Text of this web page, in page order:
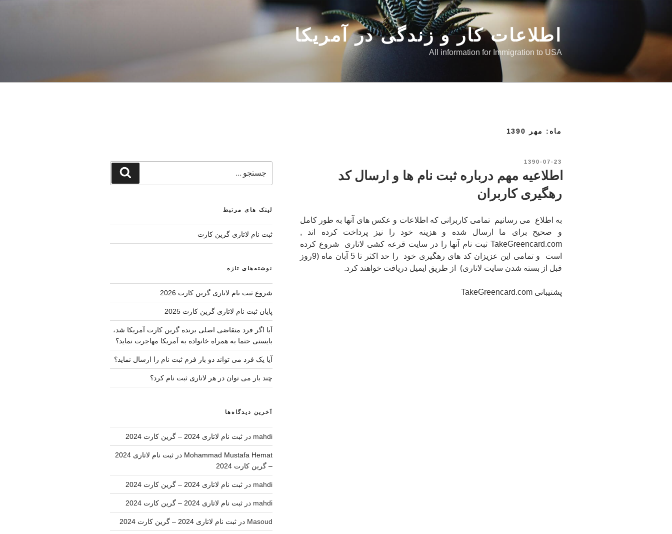
اطلاعات کار و زندگی در آمریکا
All information for Immigration to USA
ماه: مهر 1390
نوشته‌شده
در
1390-07-23
اطلاعیه مهم درباره ثبت نام ها و ارسال کد
رهگیری کاربران
به اطلاع می رسانیم تمامی کاربرانی که اطلاعات و عکس های آنها به طور کامل
و صحیح برای ما ارسال شده و هزینه خود را نیز پرداخت کرده اند ,
TakeGreencard.com ثبت نام آنها را در سایت قرعه کشی لاتاری شروع کرده
است و تمامی این عزیزان کد های رهگیری خود را حد اکثر تا 5 آبان ماه (9روز
قبل از بسته شدن سایت لاتاری) از طریق ایمیل دریافت خواهند کرد.
پشتیبانی TakeGreencard.com
برای
لینک های مرتبط
ثبت نام لاتاری گرین کارت
نوشته‌های تازه
شروع ثبت نام لاتاری گرین کارت 2026
پایان ثبت نام لاتاری گرین کارت 2025
آیا اگر فرد متقاضی اصلی برنده گرین کارت آمریکا شد،
بایستی حتما به همراه خانواده به آمریکا مهاجرت نماید؟
آیا یک فرد می تواند دو بار فرم ثبت نام را ارسال نماید؟
چند بار می توان در هر لاتاری ثبت نام کرد؟
آخرین دیدگاه‌ها
mahdi در ثبت نام لاتاری 2024 – گرین کارت 2024
Mohammad Mustafa Hemat در
ثبت نام لاتاری 2024
– گرین کارت 2024
mahdi در ثبت نام لاتاری 2024 – گرین کارت 2024
mahdi در ثبت نام لاتاری 2024 – گرین کارت 2024
Masoud در ثبت نام لاتاری 2024 – گرین کارت 2024